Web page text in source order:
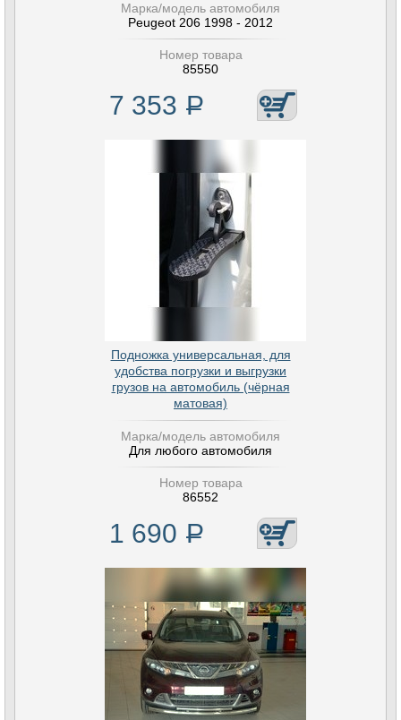
Марка/модель автомобиля
Peugeot 206 1998 - 2012
Номер товара
85550
7 353 Р
Подножка универсальная, для
удобства погрузки и выгрузки
грузов на автомобиль (чёрная
матовая)
Марка/модель автомобиля
Для любого автомобиля
Номер товара
86552
1 690 Р